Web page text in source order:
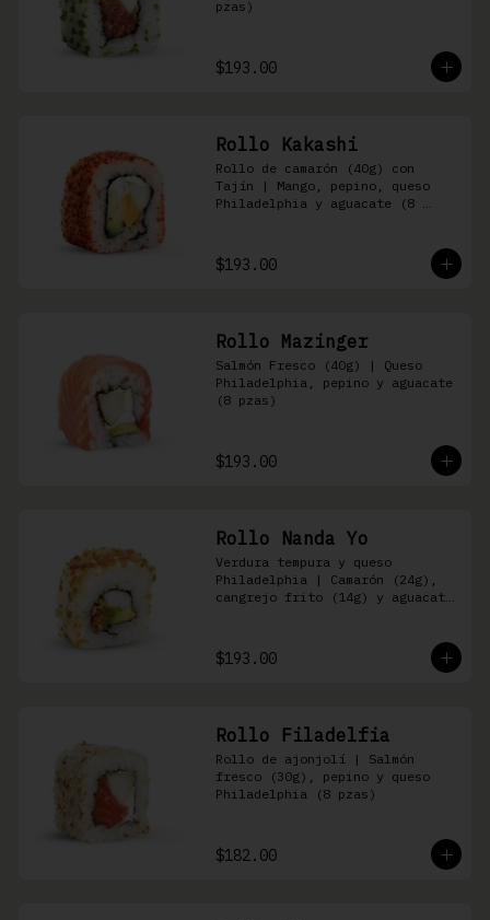
pzas)
$193.00
Rollo Kakashi
Rollo de camarón (40g) con
Tajín | Mango, pepino, queso
Philadelphia y aguacate (8
$193.00
Rollo Mazinger
Salmón Fresco (40g) | Queso
Philadelphia, pepino y aguacate
(8 pzas)
$193.00
Rollo Nanda Yo
Verdura tempura y queso
Philadelphia | Camarón (24g),
cangrejo frito (14g) y aguacate
$193.00
Rollo Filadelfia
Rollo de ajonjolí | Salmón
fresco (30g), pepino y queso
Philadelphia (8 pzas)
$182.00